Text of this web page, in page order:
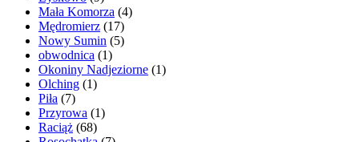
Mała Komorza (4)
Mędromierz (17)
Nowy Sumin (5)
obwodnica (1)
Okoniny Nadjeziorne (1)
Olching (1)
Piła (7)
Przyrowa (1)
Raciąż (68)